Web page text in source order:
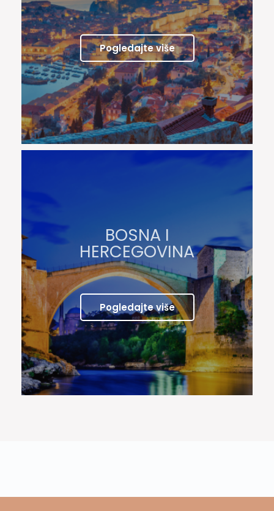
Pogledajte više
BOSNA I
HERCEGOVINA
Pogledajte više